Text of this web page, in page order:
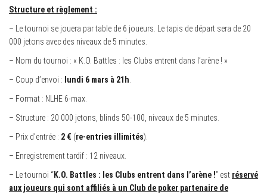
Structure et règlement :
– Le tournoi se jouera par table de 6 joueurs. Le tapis de départ sera de 20
000 jetons avec des niveaux de 5 minutes.
– Nom du tournoi : « K.O. Battles : les Clubs entrent dans l’arène ! »
– Coup d’envoi : lundi 6 mars à 21h
– Format : NLHE 6-max.
– Structure : 20 000 jetons, blinds 50-100, niveaux de 5 minutes.
– Prix d’entrée : 2 € (re-entries illimités).
– Enregistrement tardif : 12 niveaux.
– Le tournoi “K.O. Battles : les Clubs entrent dans l’arène !” est réservé
aux joueurs qui sont affiliés à un Club de poker partenaire de